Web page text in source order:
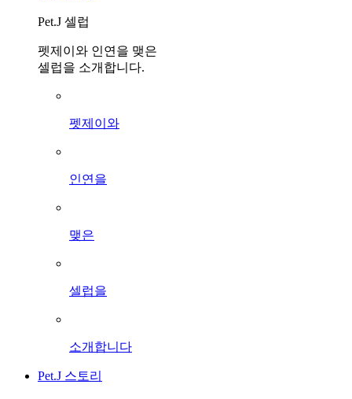
Pet.J 셀럽
펫제이와 인연을 맺은
셀럽을 소개합니다.
펫제이와
인연을
맺은
셀럽을
소개합니다
Pet.J 스토리